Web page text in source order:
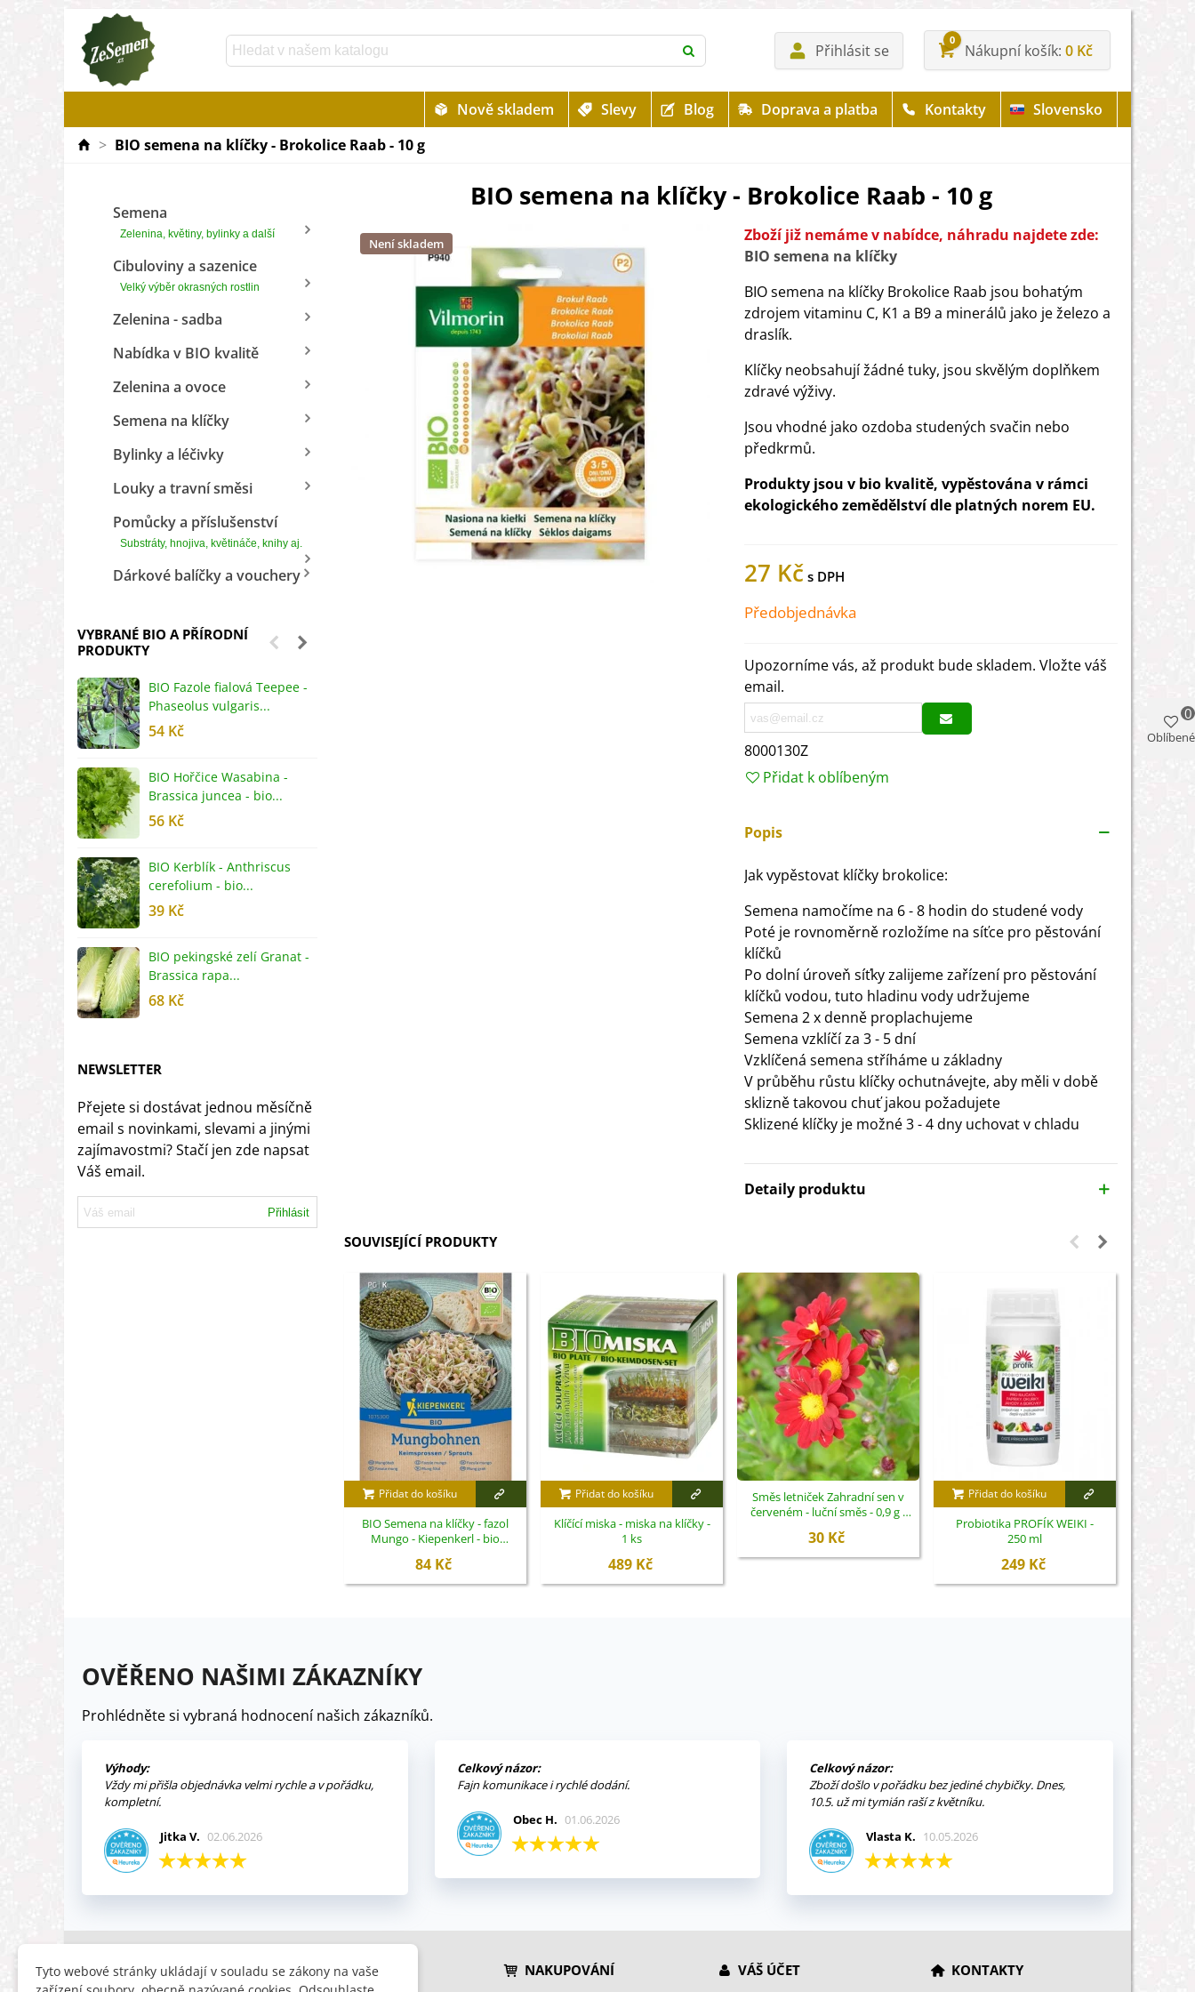
Přihlásit se
0
Nákupní košík 0 Kč
Nově skladem Slevy Blog Doprava a platba Kontakty
Slovensko
> BIO semena na klíčky - Brokolice Raab - 10 g
Semena
Zelenina, květiny, bylinky a další
Cibuloviny a sazenice
Velký výběr okrasných rostlin
Zelenina - sadba
Nabídka v BIO kvalitě
Zelenina a ovoce
Semena na klíčky
Bylinky a léčivky
Louky a travní směsi
Pomůcky a příslušenství
Substráty, hnojiva, květináče, knihy aj.
Dárkové balíčky a vouchery
VYBRANÉ BIO A PŘÍRODNÍ
PRODUKTY
BIO Fazole fialová Teepee -
Phaseolus vulgaris...
54 Kč
BIO Hořčice Wasabina -
Brassica juncea - bio...
56 Kč
BIO Kerblík - Anthriscus
cerefolium - bio...
39 Kč
BIO pekingské zelí Granat -
Brassica rapa...
68 Kč
NEWSLETTER
Přejete si dostávat jednou měsíčně
email s novinkami, slevami a jinými
zajímavostmi? Stačí jen zde napsat
Váš email.
Přihlásit
BIO semena na klíčky - Brokolice Raab - 10 g
Není skladem
Zboží již nemáme v nabídce, náhradu najdete zde:
BIO semena na klíčky
BIO semena na klíčky Brokolice Raab jsou bohatým
zdrojem vitaminu C, K1 a B9 a minerálů jako je železo a
draslík.
Klíčky neobsahují žádné tuky, jsou skvělým doplňkem
zdravé výživy.
Jsou vhodné jako ozdoba studených svačin nebo
předkrmů.
Produkty jsou v bio kvalitě, vypěstována v rámci
ekologického zemědělství dle platných norem EU.
27 Kč
Předobjednávka
Upozorníme vás, až produkt bude skladem. Vložte váš
email.
8000130Z
Přidat k oblíbeným
Popis
Jak vypěstovat klíčky brokolice:
Semena namočíme na 6 - 8 hodin do studené vody
Poté je rovnoměrně rozložíme na síťce pro pěstování
klíčků
Po dolní úroveň síťky zalijeme zařízení pro pěstování
klíčků vodou, tuto hladinu vody udržujeme
Semena 2 x denně proplachujeme
Semena vzklíčí za 3 - 5 dní
Vzklíčená semena stříháme u základny
V průběhu růstu klíčky ochutnávejte, aby měli v době
sklizně takovou chuť jakou požadujete
Sklizené klíčky je možné 3 - 4 dny uchovat v chladu
Detaily produktu
SOUVISEJÍCÍ PRODUKTY
Přidat do košíku
BIO Semena na klíčky - fazol
Mungo - Kiepenkerl - bio
84 Kč
Přidat do košíku
Klíčící miska - miska na klíčky -
1 ks
489 Kč
Směs letniček Zahradní sen v
červeném - luční směs - 0,9 g -
30 Kč
Přidat do košíku
Probiotika PROFÍK WEIKI -
250 ml
249 Kč
OVĚŘENO NAŠIMI ZÁKAZNÍKY
Prohlédněte si vybraná hodnocení našich zákazníků.
Výhody:
Vždy mi přišla objednávka velmi rychle a v pořádku,
kompletní.
Jitka V. 02.06.2026
Celkový názor:
Fajn komunikace i rychlé dodání.
Obec H. 01.06.2026
Celkový názor:
Zboží došlo v pořádku bez jediné chybičky. Dnes,
10.5. už mi tymián raší z květníku.
Vlasta K. 10.05.2026
INFORMACE HLEDÁTE NAKUPOVÁNÍ VÁŠ ÚČET KONTAKTY
Oblíbené
0
Tyto webové stránky ukládají v souladu se zákony na vaše